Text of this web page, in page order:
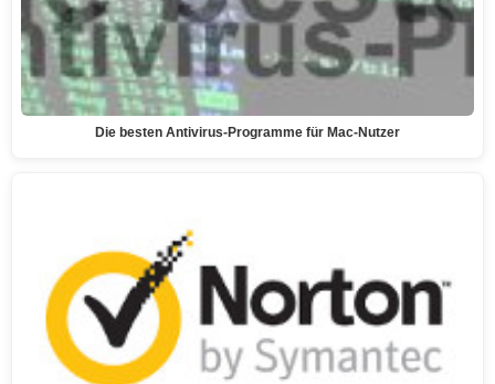
Die besten Antivirus-Programme für Mac-Nutzer